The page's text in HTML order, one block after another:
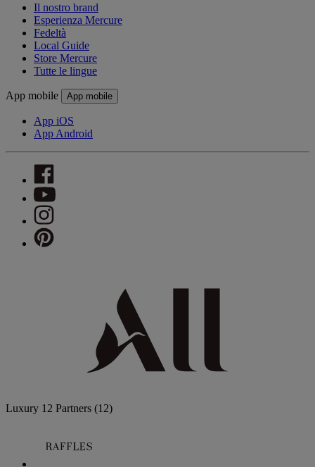
Il nostro brand
Esperienza Mercure
Fedeltà
Local Guide
Store Mercure
Tutte le lingue
App mobile App mobile
App iOS
App Android
Luxury 12 Partners (12)